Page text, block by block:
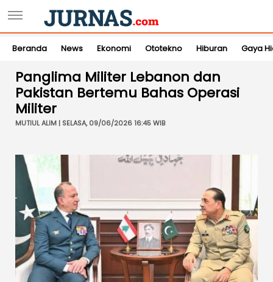
Beranda News Ekonomi Ototekno Hiburan Gaya
Panglima Militer Lebanon dan
Pakistan Bertemu Bahas Operasi
Militer
MUTIUL ALIM | SELASA, 09/06/2026 16:45 WIB